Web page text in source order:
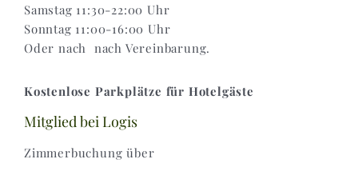
Samstag 11:30-22:00 Uhr
Sonntag 11:00-16:00 Uhr
Oder nach nach Vereinbarung.
Kostenlose Parkplätze für Hotelgäste
Mitglied bei Logis
Zimmerbuchung über